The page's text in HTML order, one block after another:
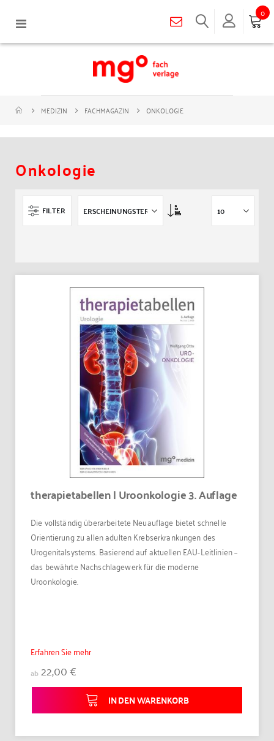
Navigation
0
MEDIZIN FACHMAGAZIN ONKOLOGIE
Onkologie
FILTER Asc
therapietabellen | Uroonkologie 3. Auflage
Die vollständig überarbeitete Neuauflage bietet schnelle
Orientierung zu allen adulten Krebserkrankungen des
Urogenitalsystems. Basierend auf aktuellen EAU-Leitlinien –
das bewährte Nachschlagewerk für die moderne
Uroonkologie.
Erfahren Sie mehr
ab22,00 €
IN DEN WARENKORB